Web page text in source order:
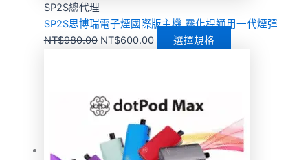
SP2S總代理
SP2S思博瑞電子煙國際版主機 霧化桿通用一代煙彈
NT$980.00 NT$600.00 選擇規格